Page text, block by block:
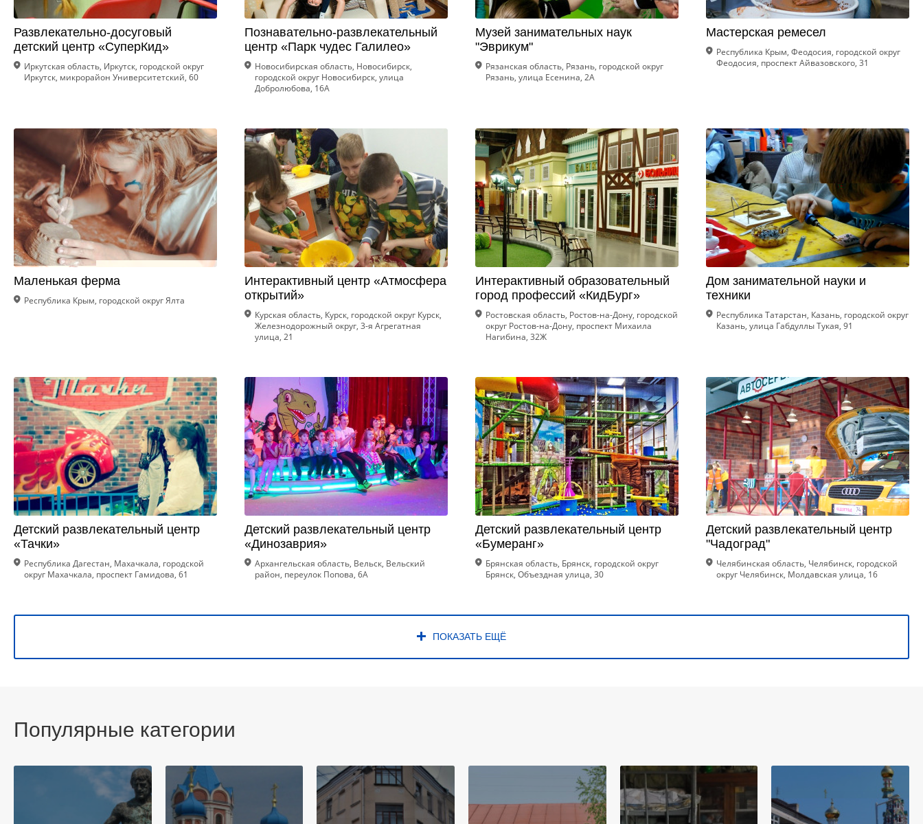
Развлекательно-досуговый
детский центр «СуперКид»
Иркутская область, Иркутск, городской округ
Иркутск, микрорайон Университетский, 60
Познавательно-развлекательный
центр «Парк чудес Галилео»
Новосибирская область, Новосибирск,
городской округ Новосибирск, улица
Добролюбова, 16А
Музей занимательных наук
"Эврикум"
Рязанская область, Рязань, городской округ
Рязань, улица Есенина, 2А
Мастерская ремесел
Республика Крым, Феодосия, городской округ
Феодосия, проспект Айвазовского, 31
Маленькая ферма
Республика Крым, городской округ Ялта
Интерактивный центр «Атмосфера
открытий»
Курская область, Курск, городской округ Курск,
Железнодорожный округ, 3-я Агрегатная
улица, 21
Интерактивный образовательный
город профессий «КидБург»
Ростовская область, Ростов-на-Дону, городской
округ Ростов-на-Дону, проспект Михаила
Нагибина, 32Ж
Дом занимательной науки и
техники
Республика Татарстан, Казань, городской округ
Казань, улица Габдуллы Тукая, 91
Детский развлекательный центр
«Тачки»
Республика Дагестан, Махачкала, городской
округ Махачкала, проспект Гамидова, 61
Детский развлекательный центр
«Динозаврия»
Архангельская область, Вельск, Вельский
район, переулок Попова, 6А
Детский развлекательный центр
«Бумеранг»
Брянская область, Брянск, городской округ
Брянск, Объездная улица, 30
Детский развлекательный центр
"Чадоград"
Челябинская область, Челябинск, городской
округ Челябинск, Молдавская улица, 16
ПОКАЗАТЬ ЕЩЁ
Популярные категории